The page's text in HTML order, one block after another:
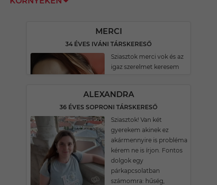
MERCI
34 ÉVES IVÁNI TÁRSKERESŐ
Sziasztok merci vok és az
igaz szerelmet keresem
ALEXANDRA
36 ÉVES SOPRONI TÁRSKERESŐ
Sziasztok! Van két
gyerekem akinek ez
akármennyire is probléma
kérem ne is írjon. Fontos
dolgok egy
párkapcsolatban
számomra: hűség,